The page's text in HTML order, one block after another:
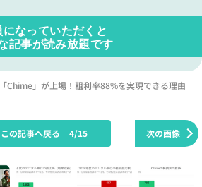
になっていただくと
記事が読み放題です
Chime」が上場！粗利率88%を実現できる理由
次の画像
この記事へ戻る 4/15